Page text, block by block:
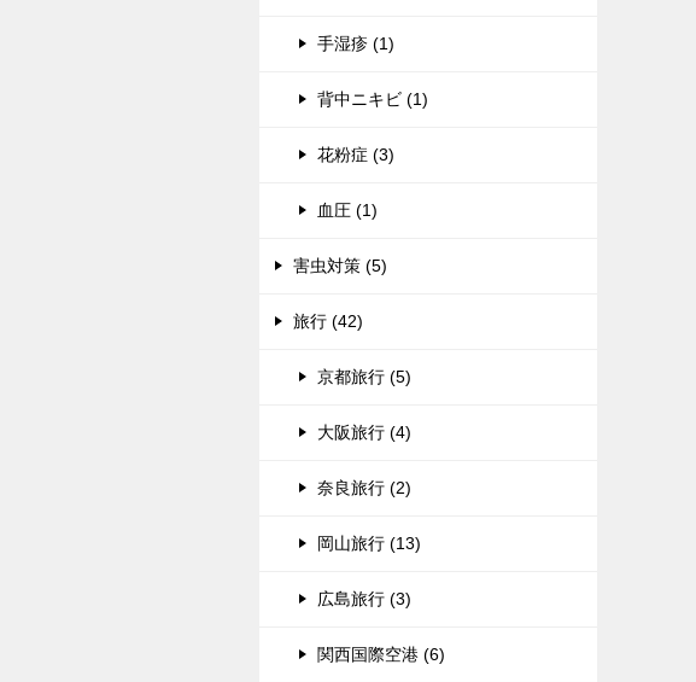
手湿疹 (1)
背中ニキビ (1)
花粉症 (3)
血圧 (1)
害虫対策 (5)
旅行 (42)
京都旅行 (5)
大阪旅行 (4)
奈良旅行 (2)
岡山旅行 (13)
広島旅行 (3)
関西国際空港 (6)